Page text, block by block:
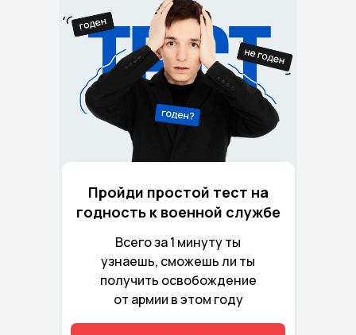
Всего за 1 минуту ты
узнаешь, сможешь ли ты
получить освобождение
от армии в этом году
Пройди простой тест на
годность к военной службе